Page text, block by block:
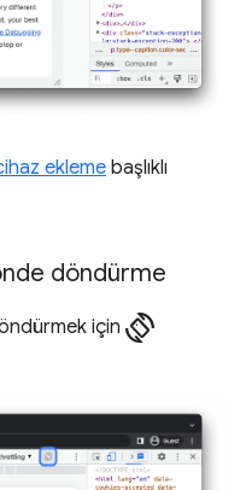
ekleme başlıklı
döndürme
için screen_rotation